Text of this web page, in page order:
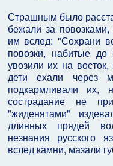
Страшным было
бежали за
им вслед: "Сохрани
повозки, набитые до
увозили их на
дети ехали через
подкармливали
сострадание не
"жиденятами"
длинных прядей
незнания русского
вслед камни, мазали